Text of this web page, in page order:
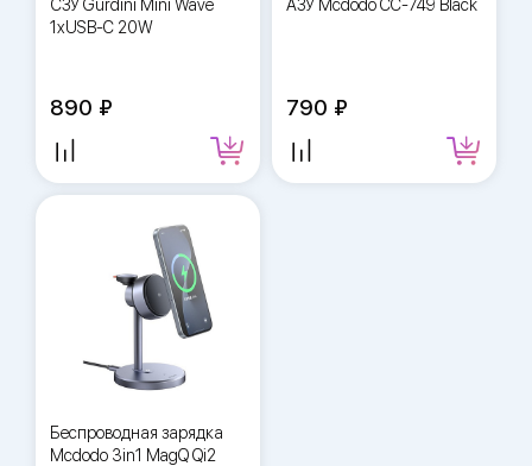
СЗУ Gurdini Mini Wave
1xUSB-C 20W
890
АЗУ Mcdodo CC-749 Black
790
Беспроводная зарядка
Mcdodo 3in1 MagQ Qi2